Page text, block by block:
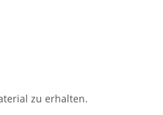
zu erhalten.